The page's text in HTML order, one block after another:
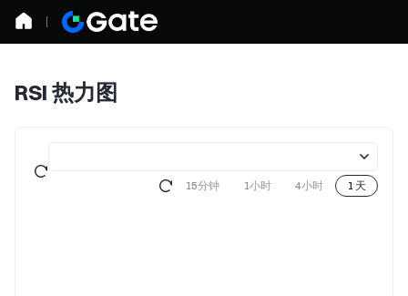
RSI 热力图
15分钟 1小时 4小时 1 天